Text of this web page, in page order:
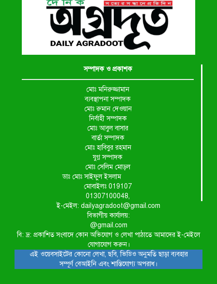
সম্পাদক ও প্রকাশক
মোঃ মনিরুজ্জামান
ব্যবস্থাপনা সম্পাদক
মোঃ রুমান দেওয়ান
নির্বাহী সম্পাদক
মোঃ আবুল বাসার
বার্তা সম্পাদক
মোঃ হাবিবুর রহমান
যুগ্ন সম্পাদক
মোঃ সেলিম মোড়ল
ডাঃ মোঃ সাইফুল ইসলাম
মোবাইলঃ 019107
01307100048,
ই-মেইল: dailyagradoot@gmail.com
বিভাগীয় কার্যালয়:
@gmail.com
বি: দ্র: প্রকাশিত সংবাদে কোন অভিযোগ ও লেখা পাঠাতে আমাদের ই-মেইলে
যোগাযোগ করুন।
এই ওয়েবসাইটের কোনো লেখা, ছবি, ভিডিও অনুমতি ছাড়া ব্যবহার
সম্পূর্ণ বেআইনি এবং শাস্তিযোগ্য অপরাধ।